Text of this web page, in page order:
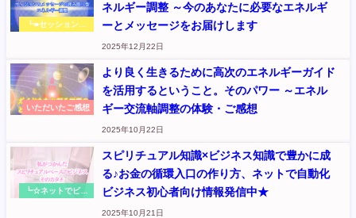
┗■セッションメ
ネルギー調整 ～今のあなたに必要なエネルギ
ーとメッセージをお届けします
2025年12月22日
いただいたご感想
より良く生きるために高次のエネルギーガイド
を活用するということ。そのパワー ～エネル
ギー交流軸調整の体験・ご感想
2025年10月22日
┗☆ネットでビジ
スピリチュアル知識×ビジネス知識で豊かに成
る♪お金の循環入口の作り方、ネットで自動化
ビジネス初心者向け情報発信中★
2025年10月21日